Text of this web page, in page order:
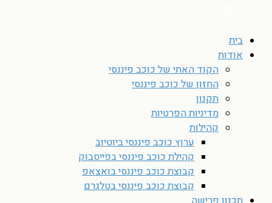
בית
אודות
הקוד האתי של כוכב פיננסי
החזון של כוכב פיננסי
תקנון
מדיניות הפרטיות
קהילות
ערוץ כוכב פיננסי ביוטיוב
קהילת כוכב פיננסי בפייסבוק
קבוצת כוכב פיננסי בואצאפ
קבוצת כוכב פיננסי בטלגרם